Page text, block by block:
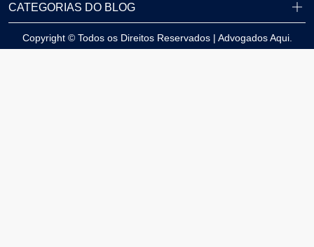
CATEGORIAS DO BLOG
Copyright © Todos os Direitos Reservados | Advogados Aqui.